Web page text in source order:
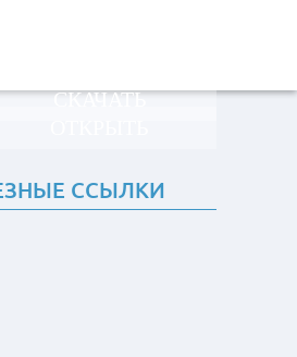
СКАЧАТЬ
ССЫЛКИ